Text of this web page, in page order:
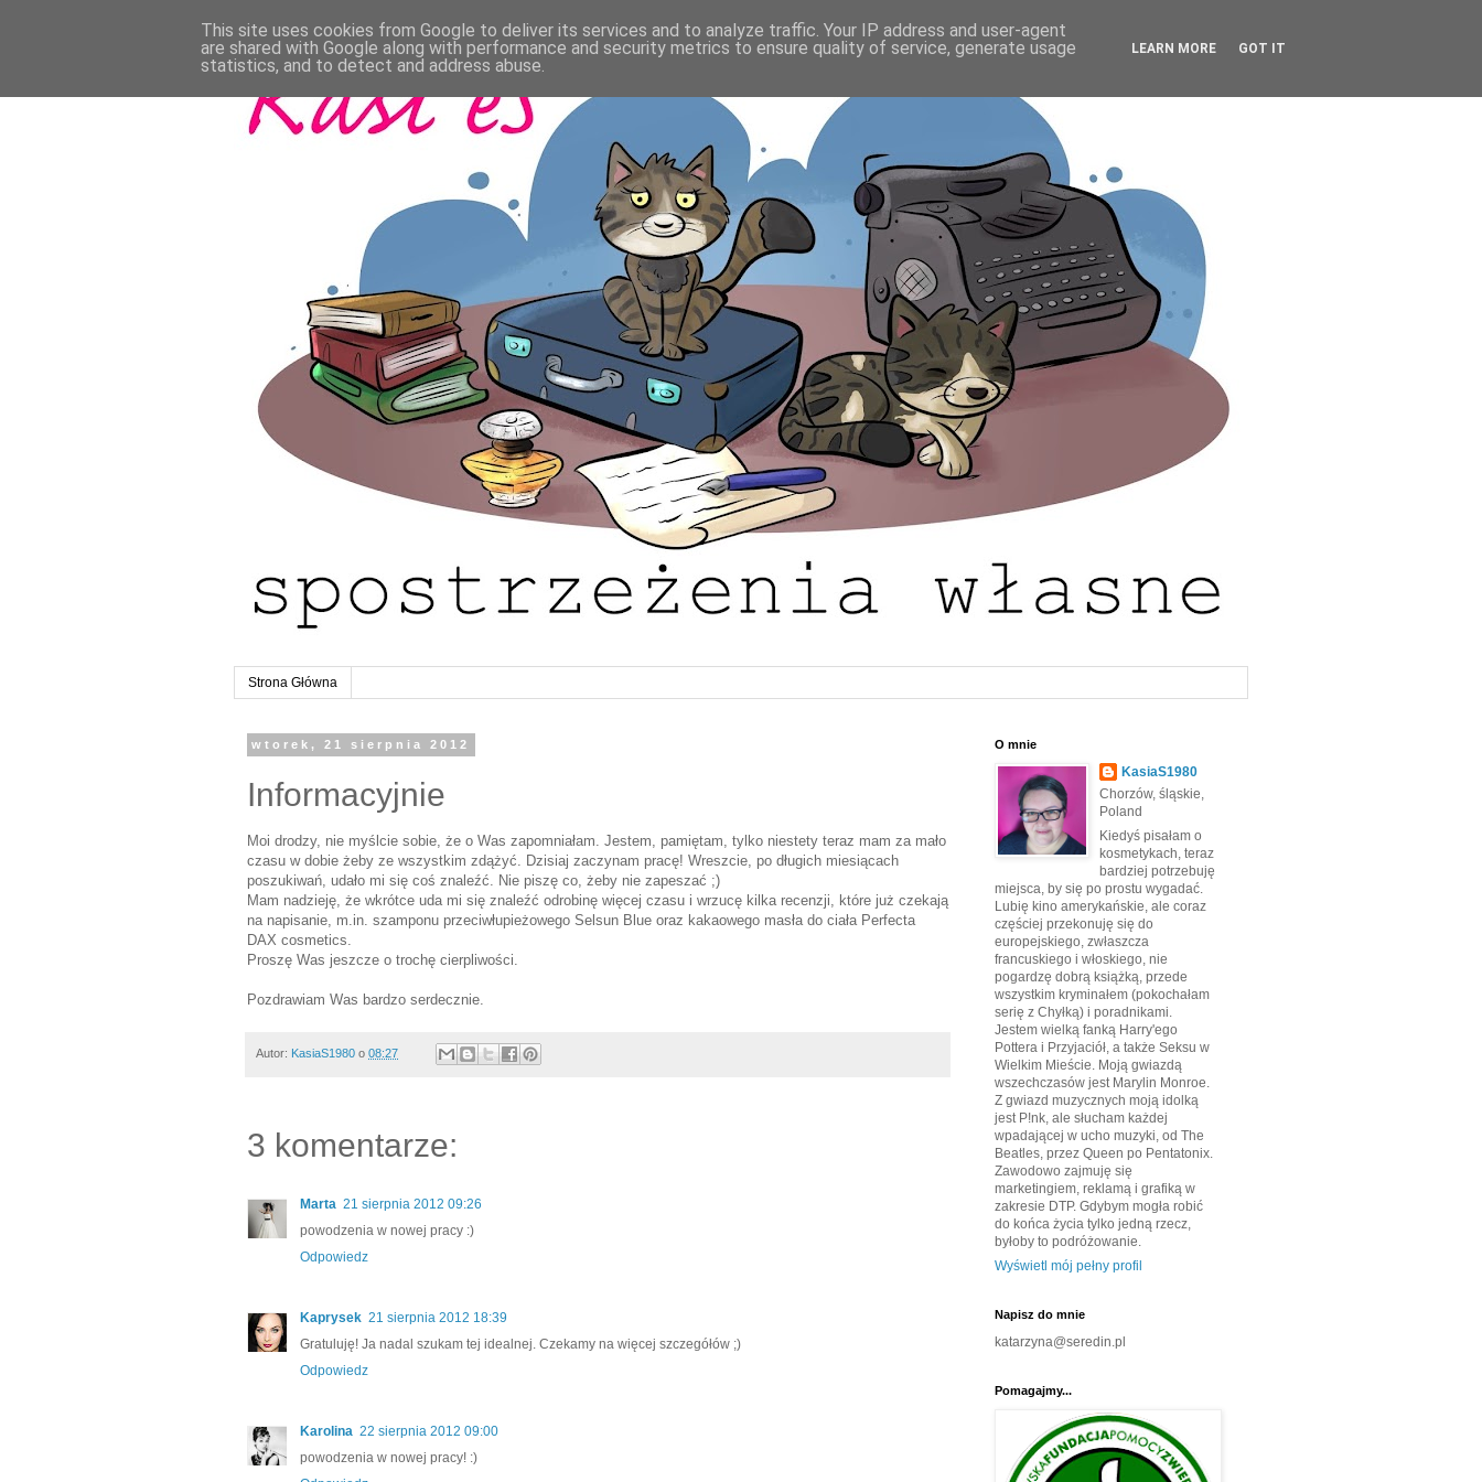
Strona Główna
wtorek, 21 sierpnia 2012
Informacyjnie
Moi drodzy, nie myślcie sobie, że o Was zapomniałam. Jestem, pamiętam, tylko niestety teraz mam za mało
czasu w dobie żeby ze wszystkim zdążyć. Dzisiaj zaczynam pracę! Wreszcie, po długich miesiącach
poszukiwań, udało mi się coś znaleźć. Nie piszę co, żeby nie zapeszać ;)
Mam nadzieję, że wkrótce uda mi się znaleźć odrobinę więcej czasu i wrzucę kilka recenzji, które już czekają
na napisanie, m.in. szamponu przeciwłupieżowego Selsun Blue oraz kakaowego masła do ciała Perfecta
DAX cosmetics.
Proszę Was jeszcze o trochę cierpliwości.
Pozdrawiam Was bardzo serdecznie.
Autor: KasiaS1980 o 08:27
3 komentarze:
Marta 21 sierpnia 2012 09:26
powodzenia w nowej pracy :)
Odpowiedz
Kaprysek 21 sierpnia 2012 18:39
Gratuluję! Ja nadal szukam tej idealnej. Czekamy na więcej szczegółów ;)
Odpowiedz
Karolina 22 sierpnia 2012 09:00
powodzenia w nowej pracy! :)
O mnie
KasiaS1980
Chorzów, śląskie,
Poland
Kiedyś pisałam o
kosmetykach, teraz
bardziej potrzebuję
miejsca, by się po prostu wygadać.
Lubię kino amerykańskie, ale coraz
częściej przekonuję się do
europejskiego, zwłaszcza
francuskiego i włoskiego, nie
pogardzę dobrą książką, przede
wszystkim kryminałem (pokochałam
serię z Chyłką) i poradnikami.
Jestem wielką fanką Harry'ego
Pottera i Przyjaciół, a także Seksu w
Wielkim Mieście. Moją gwiazdą
wszechczasów jest Marylin Monroe.
Z gwiazd muzycznych moją idolką
jest P!nk, ale słucham każdej
wpadającej w ucho muzyki, od The
Beatles, przez Queen po Pentatonix.
Zawodowo zajmuję się
marketingiem, reklamą i grafiką w
zakresie DTP. Gdybym mogła robić
do końca życia tylko jedną rzecz,
byłoby to podróżowanie.
Wyświetl mój pełny profil
Napisz do mnie
katarzyna@seredin.pl
Pomagajmy...
This site uses cookies from Google to deliver its services and to analyze traffic. Your IP address and user-agent
are shared with Google along with performance and security metrics to ensure quality of service, generate usage
statistics, and to detect and address abuse.
LEARN MORE GOT IT